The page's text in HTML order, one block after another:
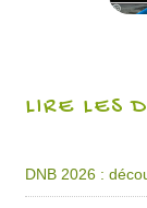
LIRE LES
DNB 2026 :